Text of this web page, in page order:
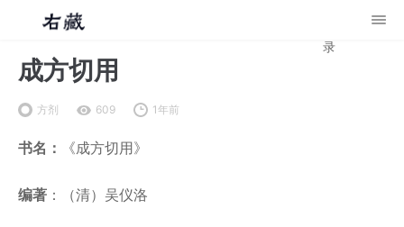
录
成方切用
方剂 609 1年前
书名： 《成方切用》
编著 ：（清）吴仪洛